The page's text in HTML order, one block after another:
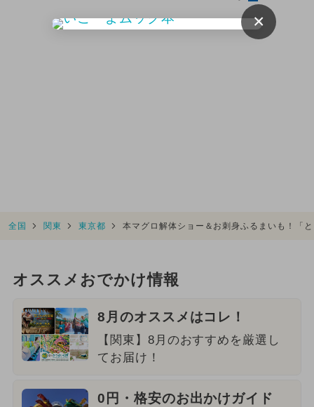
全国 関東 東京都 本マグロ解体ショー＆お刺身ふるまいも！「
オススメおでかけ情報
8月のオススメはコレ！
【関東】8月のおすすめを厳選し
てお届け！
0円・格安のお出かけガイド
×